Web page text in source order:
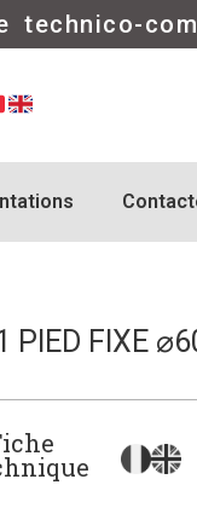
technico-
PIED FIXE